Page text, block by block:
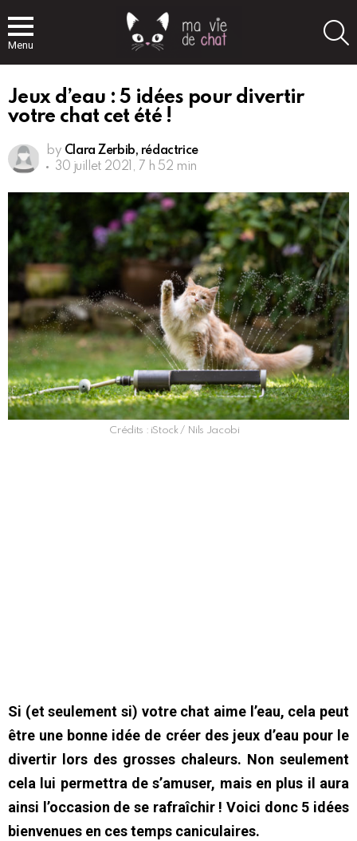
Menu
Jeux d’eau : 5 idées pour divertir
votre chat cet été !
by Clara Zerbib, rédactrice
30 juillet 2021, 7 h 52 min
Crédits : iStock / Nils Jacobi
Si (et seulement si) votre chat aime l’eau, cela peut
être une bonne idée de créer des jeux d’eau pour le
divertir lors des grosses chaleurs. Non seulement
cela lui permettra de s’amuser, mais en plus il aura
ainsi l’occasion de se rafraîchir ! Voici donc 5 idées
bienvenues en ces temps caniculaires.